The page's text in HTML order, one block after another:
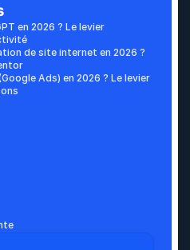
en 2026 ? Le levier
de site internet en 2026 ?
Ads) en 2026 ? Le levier